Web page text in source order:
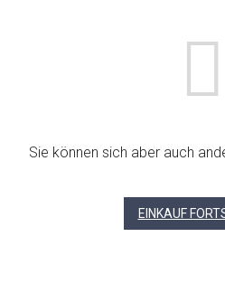
Sie können sich aber auch
EINKAUF